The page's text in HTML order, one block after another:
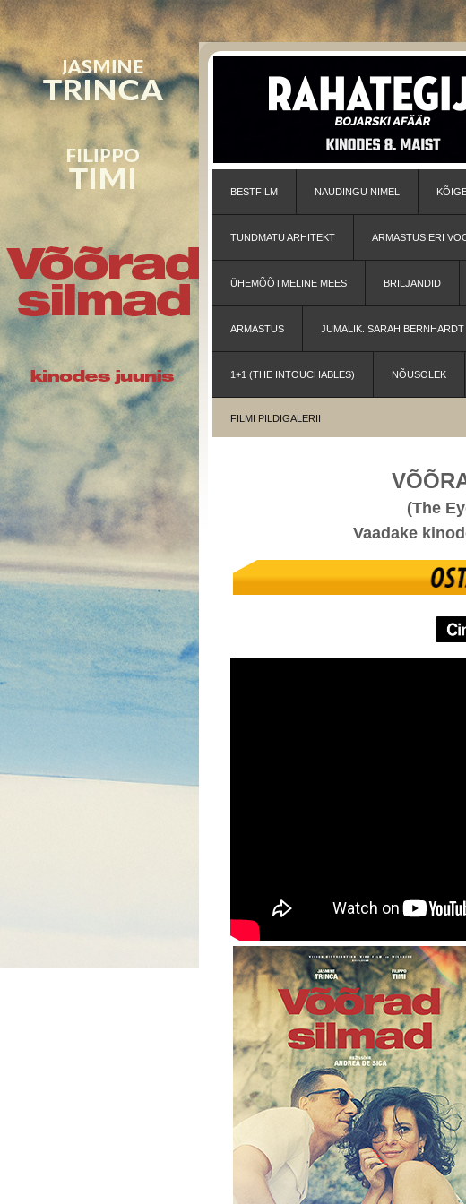
BESTFILM NAUDINGU NIMEL
TUNDMATU ARHITEKT ARMASTUS ERI
ÜHEMÕÕTMELINE MEES BRILJANDID
ARMASTUS JUMALIK. SARAH BERNHARDT
1+1 (THE INTOUCHABLES) NÕUSOLEK
FILMI PILDIGALERII
(The
Vaadake